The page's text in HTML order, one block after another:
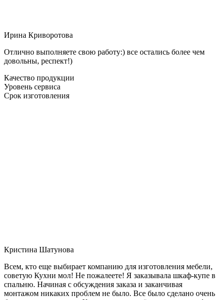
Ирина Криворотова
Отлично выполняете свою работу:) все остались более чем
довольны, респект!)
Качество продукции
Уровень сервиса
Срок изготовления
Кристина Шатунова
Всем, кто еще выбирает компанию для изготовления мебели,
советую Кухни мол! Не пожалеете! Я заказывала шкаф-купе в
спальню. Начиная с обсуждения заказа и заканчивая
монтажом никаких проблем не было. Все было сделано очень